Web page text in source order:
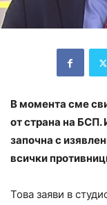
В момента сме
от страна на БСП.
започна с
всички
Това заяви в